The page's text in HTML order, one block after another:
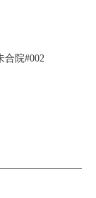
合院#002